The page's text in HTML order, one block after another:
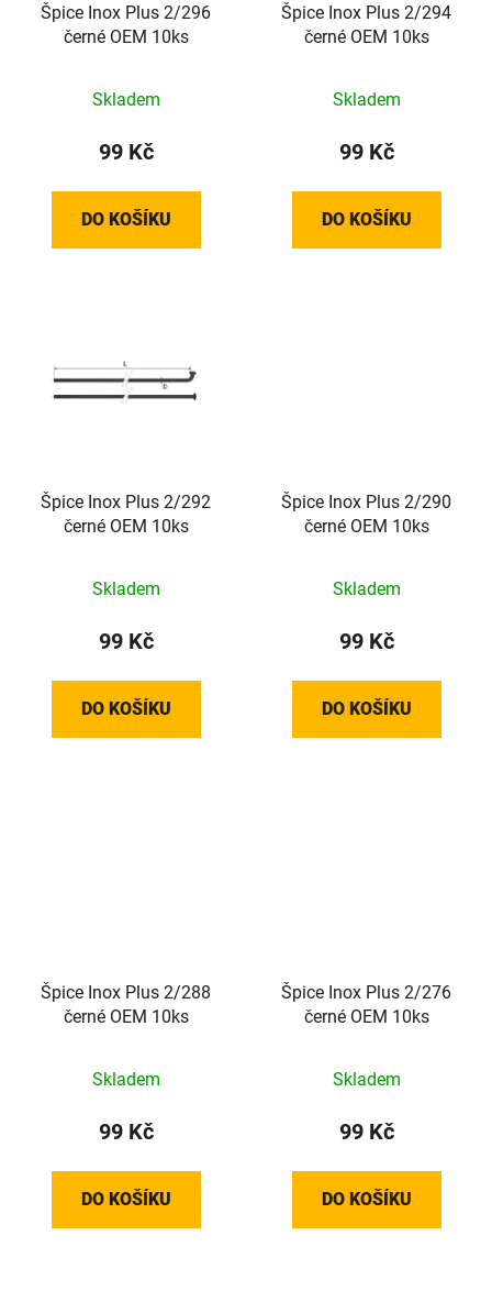
Špice Inox Plus 2/296
černé OEM 10ks
Skladem
99 Kč
DO KOŠÍKU
Špice Inox Plus 2/294
černé OEM 10ks
Skladem
99 Kč
DO KOŠÍKU
Špice Inox Plus 2/292
černé OEM 10ks
Skladem
99 Kč
DO KOŠÍKU
Špice Inox Plus 2/290
černé OEM 10ks
Skladem
99 Kč
DO KOŠÍKU
Špice Inox Plus 2/288
černé OEM 10ks
Skladem
99 Kč
DO KOŠÍKU
Špice Inox Plus 2/276
černé OEM 10ks
Skladem
99 Kč
DO KOŠÍKU